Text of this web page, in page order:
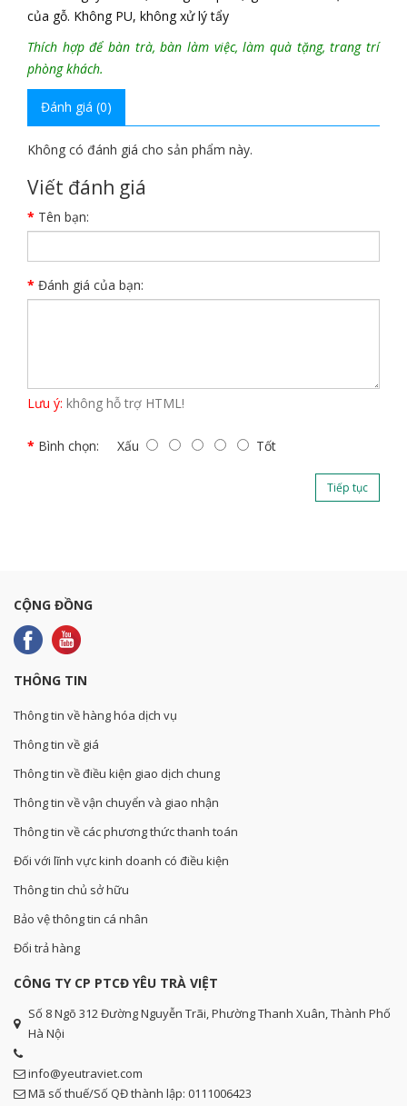
của gỗ. Không PU, không xử lý tẩy
Thích hợp để bàn trà, bàn làm việc, làm quà tặng, trang trí
phòng khách.
Đánh giá (0)
Không có đánh giá cho sản phẩm này.
Viết đánh giá
Tên bạn:
Đánh giá của bạn:
Lưu ý: không hỗ trợ HTML!
Bình chọn: Xấu Tốt
Tiếp tục
CỘNG ĐỒNG
THÔNG TIN
Thông tin về hàng hóa dịch vụ
Thông tin về giá
Thông tin về điều kiện giao dịch chung
Thông tin về vận chuyển và giao nhận
Thông tin về các phương thức thanh toán
Đối với lĩnh vực kinh doanh có điều kiện
Thông tin chủ sở hữu
Bảo vệ thông tin cá nhân
Đổi trả hàng
CÔNG TY CP PTCĐ YÊU TRÀ VIỆT
Số 8 Ngõ 312 Đường Nguyễn Trãi, Phường Thanh Xuân, Thành Phố
Hà Nội
info@yeutraviet.com
Mã số thuế/Số QĐ thành lập: 0111006423